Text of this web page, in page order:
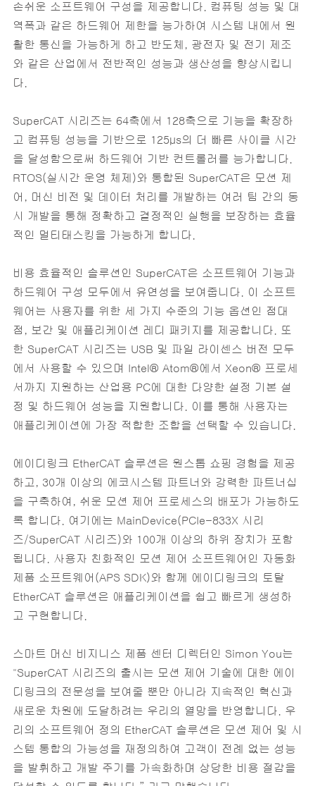
손쉬운 소프트웨어 구성을 제공합니다. 컴퓨팅 성능 및 대
역폭과 같은 하드웨어 제한을 능가하여 시스템 내에서 원
활한 통신을 가능하게 하고 반도체, 광전자 및 전기 제조
와 같은 산업에서 전반적인 성능과 생산성을 향상시킵니
다.
SuperCAT 시리즈는 64축에서 128축으로 기능을 확장하
고 컴퓨팅 성능을 기반으로 125μs의 더 빠른 사이클 시간
을 달성함으로써 하드웨어 기반 컨트롤러를 능가합니다.
RTOS(실시간 운영 체제)와 통합된 SuperCAT은 모션 제
어, 머신 비전 및 데이터 처리를 개발하는 여러 팀 간의 동
시 개발을 통해 정확하고 결정적인 실행을 보장하는 효율
적인 멀티태스킹을 가능하게 합니다.
비용 효율적인 솔루션인 SuperCAT은 소프트웨어 기능과
하드웨어 구성 모두에서 유연성을 보여줍니다. 이 소프트
웨어는 사용자를 위한 세 가지 수준의 기능 옵션인 점대
점, 보간 및 애플리케이션 레디 패키지를 제공합니다. 또
한 SuperCAT 시리즈는 USB 및 파일 라이센스 버전 모두
에서 사용할 수 있으며 Intel® Atom®에서 Xeon® 프로세
서까지 지원하는 산업용 PC에 대한 다양한 설정 기본 설
정 및 하드웨어 성능을 지원합니다. 이를 통해 사용자는
애플리케이션에 가장 적합한 조합을 선택할 수 있습니다.
에이디링크 EtherCAT 솔루션은 원스톱 쇼핑 경험을 제공
하고, 30개 이상의 에코시스템 파트너와 강력한 파트너십
을 구축하여, 쉬운 모션 제어 프로세스의 배포가 가능하도
록 합니다. 여기에는 MainDevice(PCIe-833X 시리
즈/SuperCAT 시리즈)와 100개 이상의 하위 장치가 포함
됩니다. 사용자 친화적인 모션 제어 소프트웨어인 자동화
제품 소프트웨어(APS SDK)와 함께 에이디링크의 토탈
EtherCAT 솔루션은 애플리케이션을 쉽고 빠르게 생성하
고 구현합니다.
스마트 머신 비지니스 제품 센터 디렉터인 Simon You는
"SuperCAT 시리즈의 출시는 모션 제어 기술에 대한 에이
디링크의 전문성을 보여줄 뿐만 아니라 지속적인 혁신과
새로운 차원에 도달하려는 우리의 열망을 반영합니다. 우
리의 소프트웨어 정의 EtherCAT 솔루션은 모션 제어 및 시
스템 통합의 가능성을 재정의하여 고객이 전례 없는 성능
을 발휘하고 개발 주기를 가속화하며 상당한 비용 절감을